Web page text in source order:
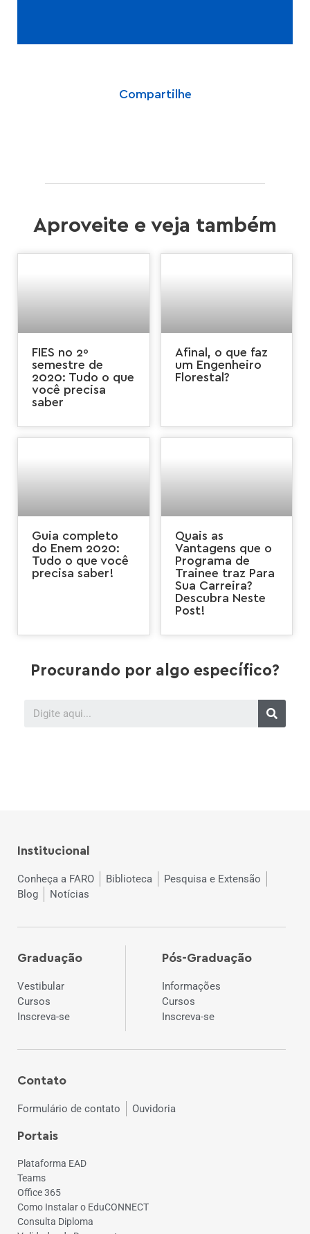
Compartilhe
Aproveite e veja também
FIES no 2º
semestre de
2020: Tudo o que
você precisa
saber
Afinal, o que faz
um Engenheiro
Florestal?
Guia completo
do Enem 2020:
Tudo o que você
precisa saber!
Quais as
Vantagens que o
Programa de
Trainee traz Para
Sua Carreira?
Descubra Neste
Post!
Procurando por algo específico?
Institucional
Conheça a FARO Biblioteca
Pesquisa e Extensão
Blog
Notícias
Graduação
Vestibular
Cursos
Inscreva-se
Pós-Graduação
Informações
Cursos
Inscreva-se
Contato
Formulário de contato Ouvidoria
Portais
Plataforma EAD
Teams
Office 365
Como Instalar o EduCONNECT
Consulta Diploma